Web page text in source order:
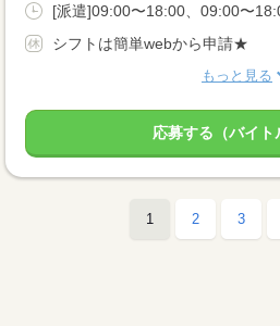
[派遣]09:00〜18:00、09:00〜
シフトは簡単webから申請★
もっと見る
応募する（バイト
1 2 3